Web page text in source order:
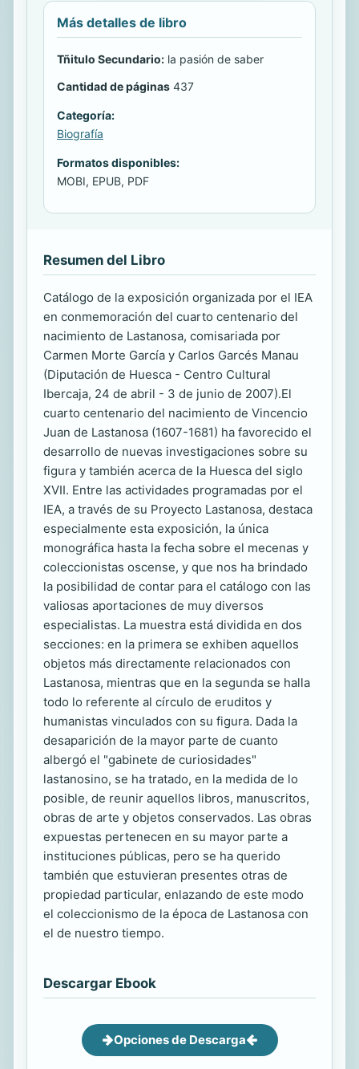
Más detalles de libro
Tñitulo Secundario: la pasión de saber
Cantidad de páginas 437
Categoría:
Biografía
Formatos disponibles:
MOBI, EPUB, PDF
Resumen del Libro
Catálogo de la exposición organizada por el IEA
en conmemoración del cuarto centenario del
nacimiento de Lastanosa, comisariada por
Carmen Morte García y Carlos Garcés Manau
(Diputación de Huesca - Centro Cultural
Ibercaja, 24 de abril - 3 de junio de 2007).El
cuarto centenario del nacimiento de Vincencio
Juan de Lastanosa (1607-1681) ha favorecido el
desarrollo de nuevas investigaciones sobre su
figura y también acerca de la Huesca del siglo
XVII. Entre las actividades programadas por el
IEA, a través de su Proyecto Lastanosa, destaca
especialmente esta exposición, la única
monográfica hasta la fecha sobre el mecenas y
coleccionistas oscense, y que nos ha brindado
la posibilidad de contar para el catálogo con las
valiosas aportaciones de muy diversos
especialistas. La muestra está dividida en dos
secciones: en la primera se exhiben aquellos
objetos más directamente relacionados con
Lastanosa, mientras que en la segunda se halla
todo lo referente al círculo de eruditos y
humanistas vinculados con su figura. Dada la
desaparición de la mayor parte de cuanto
albergó el "gabinete de curiosidades"
lastanosino, se ha tratado, en la medida de lo
posible, de reunir aquellos libros, manuscritos,
obras de arte y objetos conservados. Las obras
expuestas pertenecen en su mayor parte a
instituciones públicas, pero se ha querido
también que estuvieran presentes otras de
propiedad particular, enlazando de este modo
el coleccionismo de la época de Lastanosa con
el de nuestro tiempo.
Descargar Ebook
Opciones de Descarga